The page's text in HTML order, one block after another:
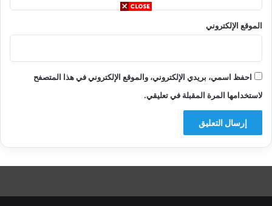
الموقع الإلكتروني
احفظ اسمي، بريدي الإلكتروني، والموقع الإلكتروني في هذا المتصفح
لاستخدامها المرة المقبلة في تعليقي.